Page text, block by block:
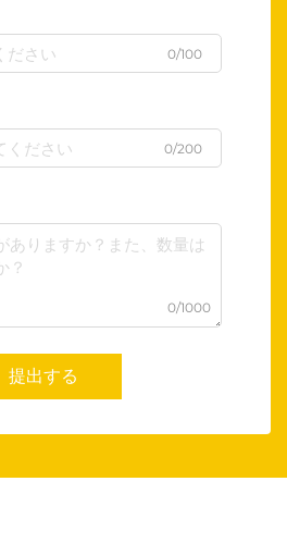
0/100
0/200
0/1000
提出する